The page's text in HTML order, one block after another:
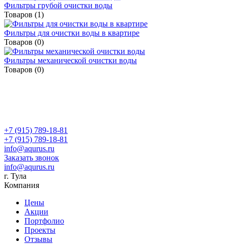
Фильтры грубой очистки воды
Товаров (1)
Фильтры для очистки воды в квартире
Товаров (0)
Фильтры механической очистки воды
Товаров (0)
+7 (915) 789-18-81
+7 (915) 789-18-81
info@aqurus.ru
Заказать звонок
info@aqurus.ru
г. Тула
Компания
Цены
Акции
Портфолио
Проекты
Отзывы